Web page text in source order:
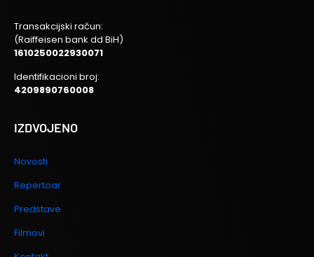
Transakcijski račun:
(Raiffeisen bank dd BiH)
1610250022930071
Identifikacioni broj:
4209890760008
IZDVOJENO
Novosti
Repertoar
Predstave
Filmovi